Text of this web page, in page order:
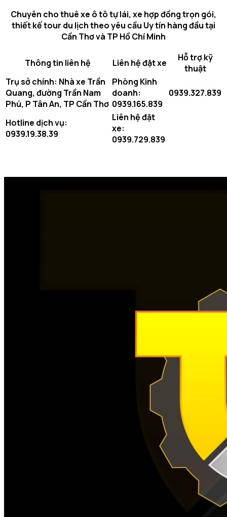
và
xe
điện
mới
có
phí
sạc
–
Chuyên cho thuê xe ô tô tự lái, xe hợp đồng trọn gói,
thiết kế tour du lịch theo yêu cầu Uy tín hàng đầu tại
Cần Thơ và TP Hồ Chí Minh
Thông tin liên hệ Liên hệ đặt xe
Hỗ trợ kỹ
thuật
Trụ sở chính: Nhà xe Trần
Quang, đường Trần Nam
Phú, P Tân An, TP Cần Thơ
Phòng Kinh
doanh:
0939.165.839
0939.327.839
Hotline dịch vụ:
0939.19.38.39
Liên hệ đặt
xe:
0939.729.839